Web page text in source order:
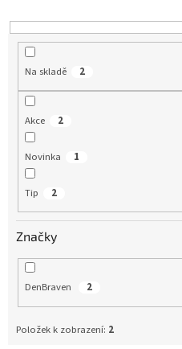
o
Na skladě 2
Akce 2
Novinka 1
Tip 2
Značky
DenBraven 2
Položek k zobrazení: 2